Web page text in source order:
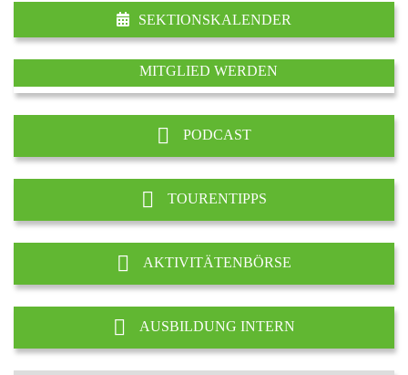
SEKTIONSKALENDER
MITGLIED WERDEN
PODCAST
TOURENTIPPS
AKTIVITÄTENBÖRSE
AUSBILDUNG INTERN